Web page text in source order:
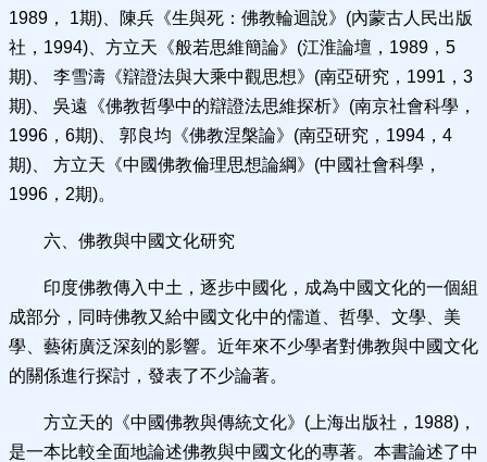
1989， 1期)、陳兵《生與死：佛教輪迴說》(內蒙古人民出版
社，1994)、方立天《般若思維簡論》(江淮論壇，1989，5
期)、 李雪濤《辯證法與大乘中觀思想》(南亞研究，1991，3
期)、 吳遠《佛教哲學中的辯證法思維探析》(南京社會科學，
1996，6期)、 郭良均《佛教涅槃論》(南亞研究，1994，4
期)、 方立天《中國佛教倫理思想論綱》(中國社會科學，
1996，2期)。
六、佛教與中國文化研究
印度佛教傳入中土，逐步中國化，成為中國文化的一個組
成部分，同時佛教又給中國文化中的儒道、哲學、文學、美
學、藝術廣泛深刻的影響。近年來不少學者對佛教與中國文化
的關係進行探討，發表了不少論著。
方立天的《中國佛教與傳統文化》(上海出版社，1988)，
是一本比較全面地論述佛教與中國文化的專著。本書論述了中